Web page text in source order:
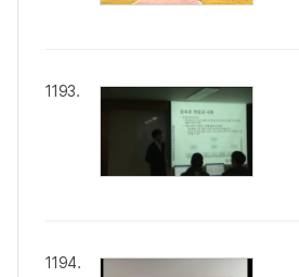
1193.
1194.